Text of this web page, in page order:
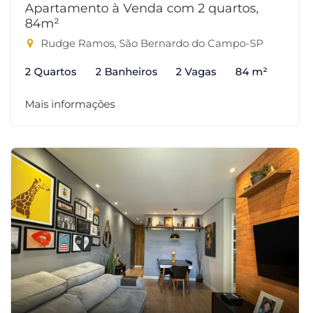
Apartamento à Venda com 2 quartos,
84m²
Rudge Ramos, São Bernardo do Campo-SP
2 Quartos 2 Banheiros 2 Vagas 84 m²
Mais informações